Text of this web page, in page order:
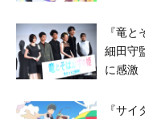
『竜
細田守
に感激
『サ